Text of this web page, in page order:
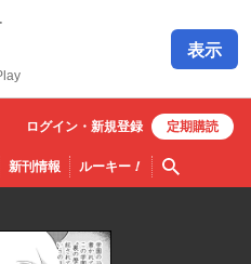
表示
新刊情報 ルーキー！ 検索
ログイン・ 新規登録 定期購読